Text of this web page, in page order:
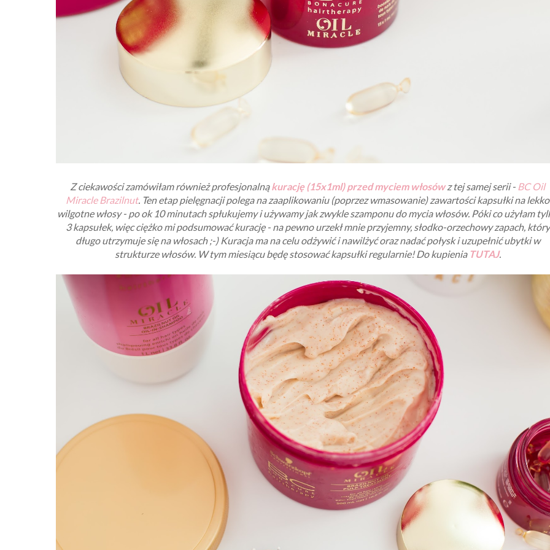
Z ciekawości zamówiłam również profesjonalnąkurację (15x1ml) przed myciem włosówz tej samej serii - BC Oil
Miracle Brazilnut. Ten etap pielęgnacji polega na zaaplikowaniu (poprzez wmasowanie) zawartości kapsułki na lekko
wilgotne włosy - po ok 10 minutach spłukujemy i używamy jak zwykle szamponu do mycia włosów. Póki co użyłam
3 kapsułek, więc ciężko mi podsumować kurację - na pewno urzekł mnie przyjemny, słodko-orzechowy zapach, który
długo utrzymuje się na włosach ;-) Kuracja ma na celu odżywić i nawilżyć oraz nadać połysk i uzupełnić ubytki w
strukturze włosów. W tym miesiącu będę stosować kapsułki regularnie! Do kupienia TUTAJ.